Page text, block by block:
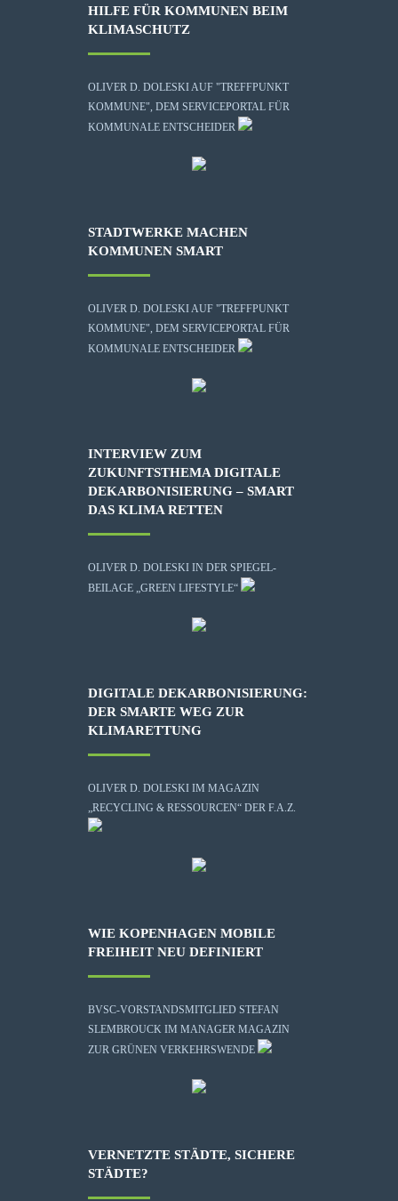
HILFE FÜR KOMMUNEN BEIM
KLIMASCHUTZ
OLIVER D. DOLESKI AUF "TREFFPUNKT
KOMMUNE", DEM SERVICEPORTAL FÜR
KOMMUNALE ENTSCHEIDER
STADTWERKE MACHEN
KOMMUNEN SMART
OLIVER D. DOLESKI AUF "TREFFPUNKT
KOMMUNE", DEM SERVICEPORTAL FÜR
KOMMUNALE ENTSCHEIDER
INTERVIEW ZUM
ZUKUNFTSTHEMA DIGITALE
DEKARBONISIERUNG – SMART
DAS KLIMA RETTEN
OLIVER D. DOLESKI IN DER SPIEGEL-
BEILAGE „GREEN LIFESTYLE“
DIGITALE DEKARBONISIERUNG:
DER SMARTE WEG ZUR
KLIMARETTUNG
OLIVER D. DOLESKI IM MAGAZIN
„RECYCLING & RESSOURCEN“ DER F.A.Z.
WIE KOPENHAGEN MOBILE
FREIHEIT NEU DEFINIERT
BVSC-VORSTANDSMITGLIED STEFAN
SLEMBROUCK IM MANAGER MAGAZIN
ZUR GRÜNEN VERKEHRSWENDE
VERNETZTE STÄDTE, SICHERE
STÄDTE?